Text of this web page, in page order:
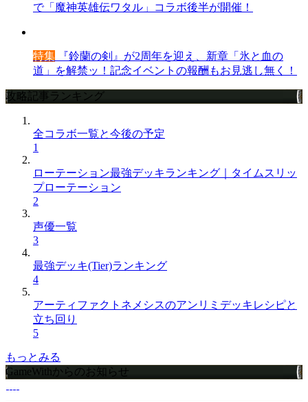
で「魔神英雄伝ワタル」コラボ後半が開催！
特集 『鈴蘭の剣』が2周年を迎え、新章「氷と血の
道」を解禁ッ！記念イベントの報酬もお見逃し無く！
攻略記事ランキング
全コラボ一覧と今後の予定
1
ローテーション最強デッキランキング｜タイムスリッ
プローテーション
2
声優一覧
3
最強デッキ(Tier)ランキング
4
アーティファクトネメシスのアンリミデッキレシピと
立ち回り
5
もっとみる
GameWithからのお知らせ